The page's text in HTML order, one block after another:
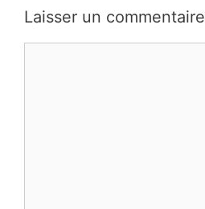
Laisser un commentaire